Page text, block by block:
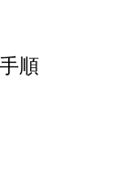
順